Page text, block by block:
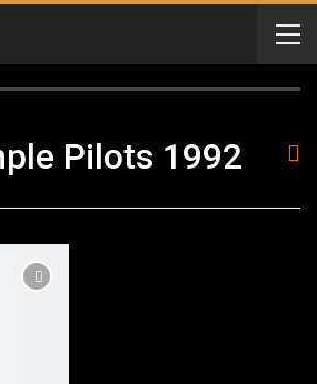
Pilots 1992